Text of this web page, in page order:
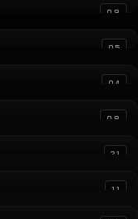
09
05
04
08
21
11